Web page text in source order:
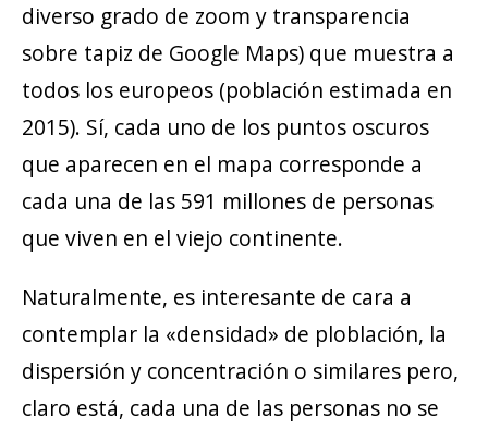
diverso grado de zoom y transparencia
sobre tapiz de Google Maps) que muestra a
todos los europeos (población estimada en
2015). Sí, cada uno de los puntos oscuros
que aparecen en el mapa corresponde a
cada una de las 591 millones de personas
que viven en el viejo continente.
Naturalmente, es interesante de cara a
contemplar la «densidad» de ploblación, la
dispersión y concentración o similares pero,
claro está, cada una de las personas no se